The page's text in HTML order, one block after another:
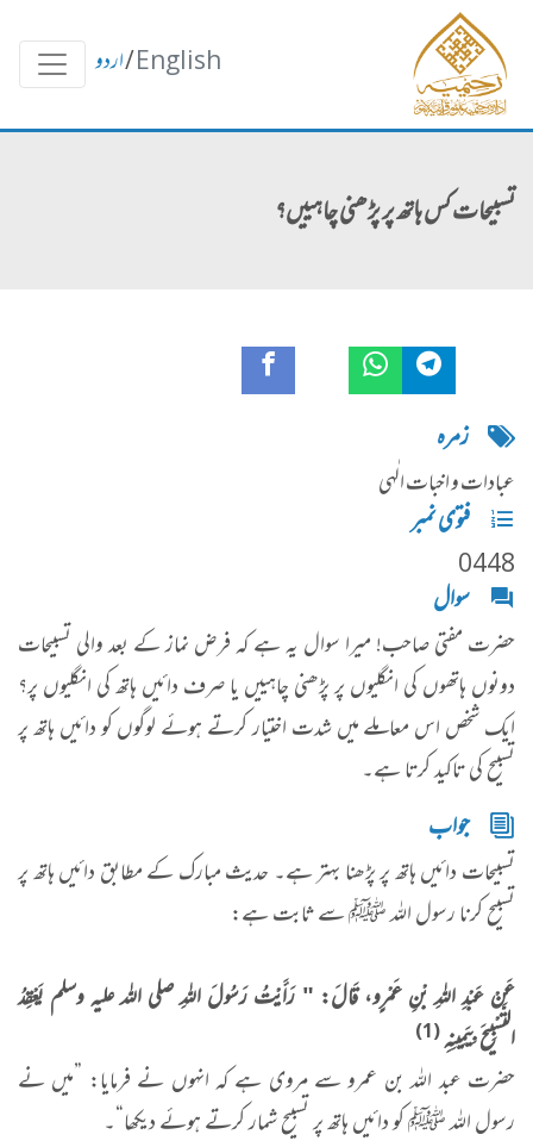
English
/اردو
تسبیحات کس ہاتھ پر پڑھنی چاہییں؟
زمره
عبادات و اخبات الٰہی
فتوی نمبر
0448
سوال
حضرت مفتی صاحب! میرا سوال یہ ہے کہ فرض نماز کے بعد والی تسبیحات
دونوں ہاتھوں کی انگلیوں پر پڑھنی چاہییں یا صرف دائیں ہاتھ کی انگلیوں پر؟
ایک شخص اس معاملے میں شدت اختیار کرتے ہوئے لوگوں کو دائیں ہاتھ پر
تسبیح کی تاکید کرتا ہے۔
جواب
تسبیحات دائیں ہاتھ پر پڑھنا بہتر ہے۔ حدیث مبارک کے مطابق دائیں ہاتھ پر
تسبیح کرنا رسول اللہ ﷺ سے ثابت ہے:
عَنْ عَبْدِ اللهِ بْنِ عَمْرٍو، قَالَ: " رَأَيْتُ رَسُولَ اللهِ صلى الله عليه وسلم يَعْقِدُ
التَّسْبِيحَ بِيَمِينِهِ(1)
حضرت عبد اللہ بن عمرو سے مروی ہے کہ انہوں نے فرمایا: ”میں نے
رسول اللہ ﷺ کو دائیں ہاتھ پر تسبیح شمار کرتے ہوئے دیکھا“۔